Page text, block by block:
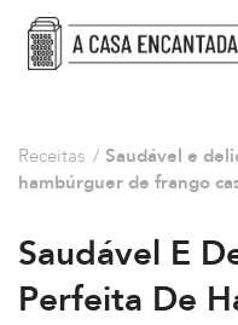
Receitas / Saudável e
hambúrguer de frango
Saudável E
Perfeita De